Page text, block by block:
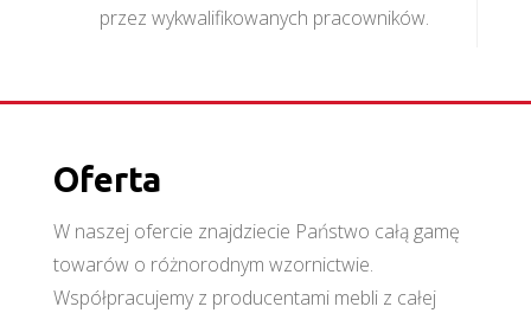
przez wykwalifikowanych pracowników.
Oferta
W naszej ofercie znajdziecie Państwo całą gamę
towarów o różnorodnym wzornictwie.
Współpracujemy z producentami mebli z całej